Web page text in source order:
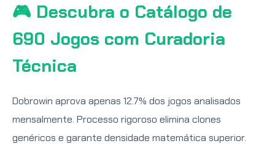
🎮 Descubra o Catálogo de
690 Jogos com Curadoria
Técnica
Dobrowin aprova apenas 12.7% dos jogos analisados
mensalmente. Processo rigoroso elimina clones
genéricos e garante densidade matemática superior.